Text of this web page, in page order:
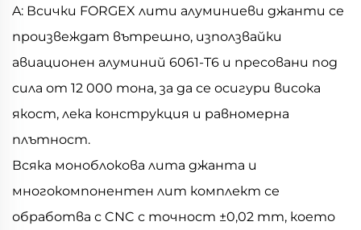
A: Всички FORGEX лити алуминиеви джанти се
произвеждат вътрешно, използвайки
авиационен алуминий 6061-T6 и пресовани под
сила от 12 000 тона, за да се осигури висока
якост, лека конструкция и равномерна
плътност.
Всяка моноблокова лита джанта и
многокомпонентен лит комплект се
обработва с CNC с точност ±0,02 mm, което